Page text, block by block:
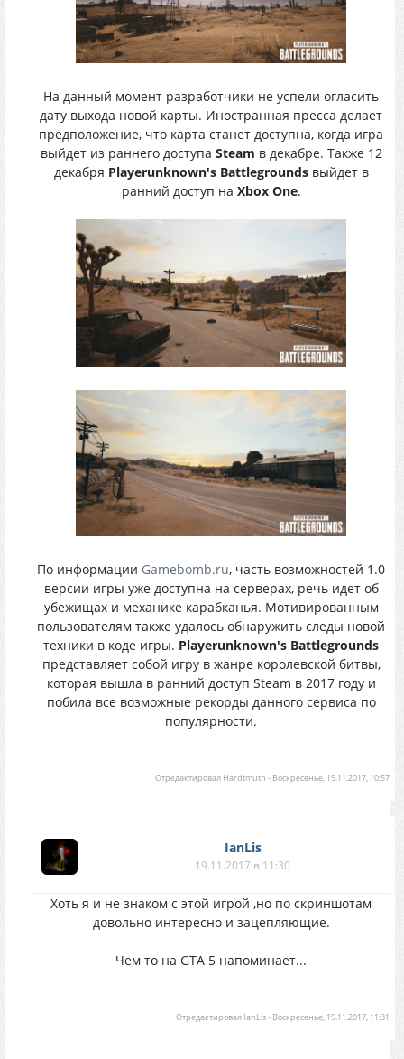
На данный момент разработчики не успели огласить
дату выхода новой карты. Иностранная пресса делает
предположение, что карта станет доступна, когда игра
выйдет из раннего доступа Steam в декабре. Также 12
декабря Playerunknown's Battlegroundsвыйдет в
ранний доступ на Xbox One.
По информации Gamebomb.ru, часть возможностей 1.0
версии игры уже доступна на серверах, речь идет об
убежищах и механике карабканья. Мотивированным
пользователям также удалось обнаружить следы новой
техники в коде игры. Playerunknown's Battlegrounds
представляет собой игру в жанре королевской битвы,
которая вышла в ранний доступ Steam в 2017 году и
побила все возможные рекорды данного сервиса по
популярности.
Отредактировал Hardtmuth - Воскресенье, 19.11.2017, 10:57
IanLis
19.11.2017 в 11:30
Хоть я и не знаком с этой игрой ,но по скриншотам
довольно интересно и зацепляющие.
Чем то на GTA 5 напоминает...
Отредактировал IanLis- Воскресенье, 19.11.2017, 11:31